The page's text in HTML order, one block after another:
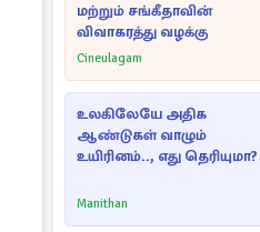
மற்றும் சங்கீதாவின்
விவாகரத்து வழக்கு
Cineulagam
உலகிலேயே அதிக
ஆண்டுகள் வாழும்
உயிரினம்.., எது தெரியுமா?
Manithan